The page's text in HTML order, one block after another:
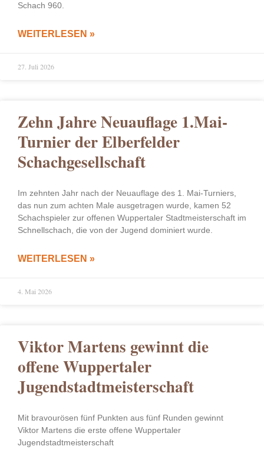
Schach 960.
WEITERLESEN »
27. Juli 2026
Zehn Jahre Neuauflage 1.Mai-
Turnier der Elberfelder
Schachgesellschaft
Im zehnten Jahr nach der Neuauflage des 1. Mai-Turniers,
das nun zum achten Male ausgetragen wurde, kamen 52
Schachspieler zur offenen Wuppertaler Stadtmeisterschaft im
Schnellschach, die von der Jugend dominiert wurde.
WEITERLESEN »
4. Mai 2026
Viktor Martens gewinnt die
offene Wuppertaler
Jugendstadtmeisterschaft
Mit bravourösen fünf Punkten aus fünf Runden gewinnt
Viktor Martens die erste offene Wuppertaler
Jugendstadtmeisterschaft